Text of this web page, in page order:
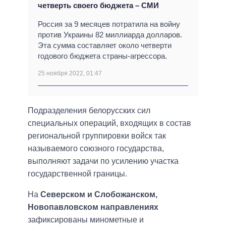
четверть своего бюджета – СМИ
Россия за 9 месяцев потратила на войну
против Украины 82 миллиарда долларов.
Эта сумма составляет около четверти
годового бюджета страны-агрессора.
25 ноября 2022, 01:47
Подразделения белорусских сил
специальных операций, входящих в состав
региональной группировки войск так
называемого союзного государства,
выполняют задачи по усилению участка
государственной границы.
На Северском и Слобожанском,
Новопавловском направлениях
зафиксированы минометные и